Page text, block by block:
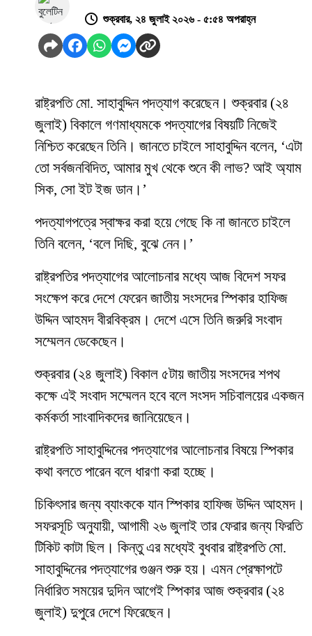
শুক্রবার, ২৪ জুলাই ২০২৬ - ৫:৫৪ অপরাহ্ন
রাষ্ট্রপতি মো. সাহাবুদ্দিন পদত্যাগ করেছেন। শুক্রবার (২৪
জুলাই) বিকালে গণমাধ্যমকে পদত্যাগের বিষয়টি নিজেই
নিশ্চিত করেছেন তিনি। জানতে চাইলে সাহাবুদ্দিন বলেন, ‘এটা
তো সর্বজনবিদিত, আমার মুখ থেকে শুনে কী লাভ? আই অ্যাম
সিক, সো ইট ইজ ডান।’
পদত্যাগপত্রে স্বাক্ষর করা হয়ে গেছে কি না জানতে চাইলে
তিনি বলেন, ‘বলে দিছি, বুঝে নেন।’
রাষ্ট্রপতির পদত্যাগের আলোচনার মধ্যে আজ বিদেশ সফর
সংক্ষেপ করে দেশে ফেরেন জাতীয় সংসদের স্পিকার হাফিজ
উদ্দিন আহমদ বীরবিক্রম। দেশে এসে তিনি জরুরি সংবাদ
সম্মেলন ডেকেছেন।
শুক্রবার (২৪ জুলাই) বিকাল ৫টায় জাতীয় সংসদের শপথ
কক্ষে এই সংবাদ সম্মেলন হবে বলে সংসদ সচিবালয়ের একজন
কর্মকর্তা সাংবাদিকদের জানিয়েছেন।
রাষ্ট্রপতি সাহাবুদ্দিনের পদত্যাগের আলোচনার বিষয়ে স্পিকার
কথা বলতে পারেন বলে ধারণা করা হচ্ছে।
চিকিৎসার জন্য ব্যাংককে যান স্পিকার হাফিজ উদ্দিন আহমদ।
সফরসূচি অনুযায়ী, আগামী ২৬ জুলাই তার ফেরার জন্য ফিরতি
টিকিট কাটা ছিল। কিন্তু এর মধ্যেই বুধবার রাষ্ট্রপতি মো.
সাহাবুদ্দিনের পদত্যাগের গুঞ্জন শুরু হয়। এমন প্রেক্ষাপটে
নির্ধারিত সময়ের দুদিন আগেই স্পিকার আজ শুক্রবার (২৪
জুলাই) দুপুরে দেশে ফিরেছেন।